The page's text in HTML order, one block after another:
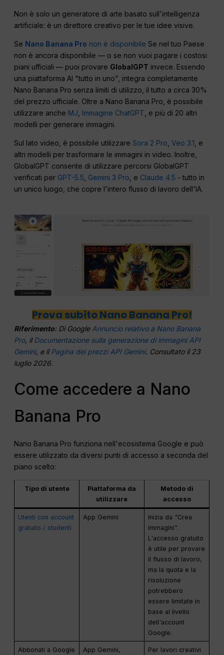
Non è solo un generatore di arte basato sull'intelligenza
artificiale: è un direttore creativo per le tue idee visive.
Se Nano Banana Pro non è disponibile Se nel tuo Paese
non è ancora disponibile — o se non vuoi pagare i costosi
piani ufficiali — puoi provare GlobalGPT invece. Essendo
una piattaforma AI "tutto in uno", integra completamente
Nano Banana Pro senza limiti di utilizzo, il tutto a circa 30%
del prezzo ufficiale. Oltre a Nano Banana Pro, è possibile
utilizzare anche MJ Immagine ChatGPT , e più di 20 altri
modelli per generare immagini.
Sul lato video, è possibile utilizzareSora 2 Pro ,Veo 3.1 , e
altri modelli per trasformare le immagini in video. Inoltre,
GlobalGPT consente di utilizzare percorsi GlobalGPT
verificati per GPT-5.5 Gemini 3 Pro , e Claude 4.5 - tutto in
un unico luogo, che copre l'intero flusso di lavoro dell'IA.
Prova subito Nano Banana Pro!
Riferimento: Di Google Annuncio relativo a Nano Banana
Pro, ilDocumentazione sulla generazione di immagini API
Gemini, e ilPagina dei prezzi API Gemini. Consultato il 23
luglio 2026.
Come accedere a Nano
Banana Pro
Nano Banana Pro funziona nell'ecosistema Google e può
essere utilizzato da diversi punti di accesso a seconda del
piano scelto:
Tipo di utente
Piattaforma da
utilizzare
Metodo di
accesso
Utenti con account
gratuito / studenti
App Gemini
Inizia da "Crea
immagini".
L'accesso gratuito
è utile per provare
il flusso di lavoro,
ma la quota e la
risoluzione
potrebbero
essere limitate in
base al livello
dell'account
Google.
Abbonati a Google
App Gemini,
Per lavori creativi